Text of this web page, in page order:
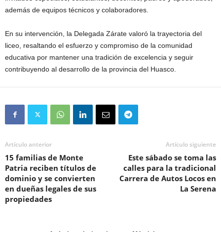
además de equipos técnicos y colaboradores.
En su intervención, la Delegada Zárate valoró la trayectoria del
liceo, resaltando el esfuerzo y compromiso de la comunidad
educativa por mantener una tradición de excelencia y seguir
contribuyendo al desarrollo de la provincia del Huasco.
Artículo anterior
15 familias de Monte
Patria reciben títulos de
dominio y se convierten
en dueñas legales de sus
propiedades
Artículo siguiente
Este sábado se toma las
calles para la tradicional
Carrera de Autos Locos en
La Serena